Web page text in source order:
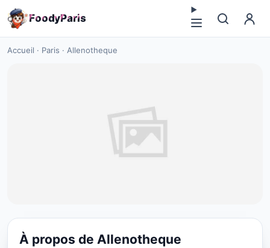
FoodyParis
Accueil · Paris · Allenotheque
À propos de Allenotheque